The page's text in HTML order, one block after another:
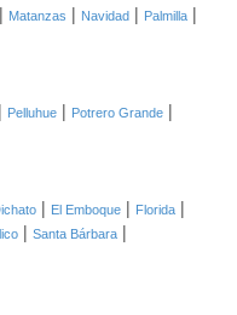
| Matanzas | Navidad | Palmilla |
| Pelluhue | Potrero Grande |
| El Emboque | Florida |
| Santa Bárbara |